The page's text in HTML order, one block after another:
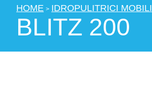
HOME > IDROPULITRICI MOBILI
BLITZ 200